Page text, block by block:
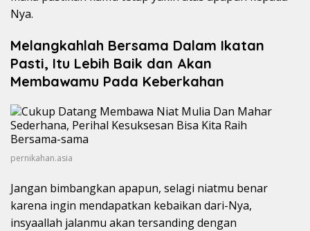
Nya.
Melangkahlah Bersama Dalam Ikatan
Pasti, Itu Lebih Baik dan Akan
Membawamu Pada Keberkahan
pernikahan.asia
Jangan bimbangkan apapun, selagi niatmu benar
karena ingin mendapatkan kebaikan dari-Nya,
insyaallah jalanmu akan tersanding dengan